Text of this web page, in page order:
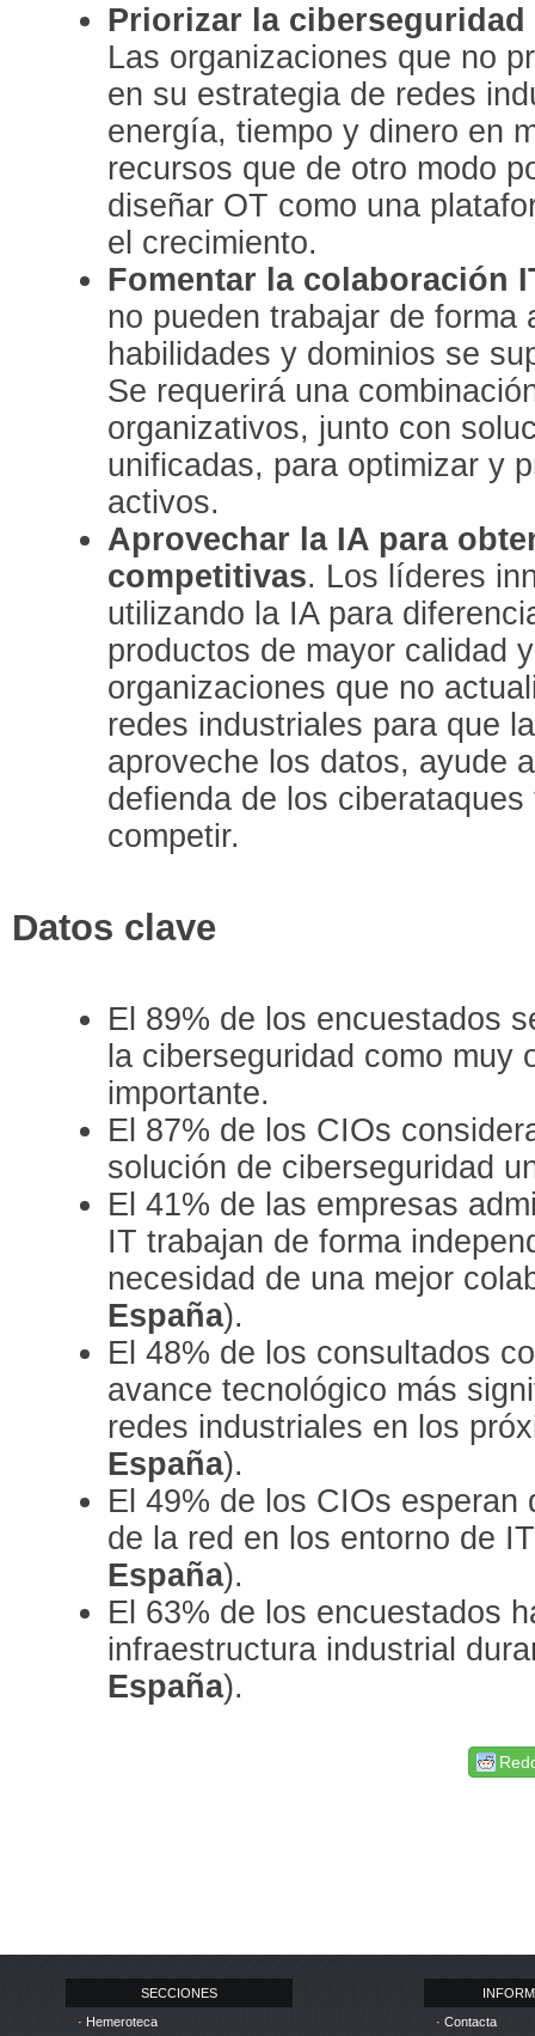
Priorizar la ciberseguridad
Las organizaciones que no
en su estrategia de redes
energía, tiempo y dinero en
recursos que de otro modo
diseñar OT como una
el crecimiento.
Fomentar la colaboración
no pueden trabajar de forma
habilidades y dominios se
Se requerirá una
organizativos, junto con
unificadas, para optimizar y
activos.
Aprovechar la IA para
competitivas. Los líderes
utilizando la IA para
productos de mayor calidad
organizaciones que no
redes industriales para que
aproveche los datos, ayude
defienda de los
competir.
Datos clave
El 89% de los encuestados
la ciberseguridad como muy
importante.
El 87% de los CIOs
solución de ciberseguridad
El 41% de las empresas
IT trabajan de forma
necesidad de una mejor
España).
El 48% de los consultados
avance tecnológico más
redes industriales en los
España).
El 49% de los CIOs esperan
de la red en los entorno de
España).
El 63% de los encuestados
infraestructura industrial
España).
SECCIONES
· Hemeroteca
· Contacta